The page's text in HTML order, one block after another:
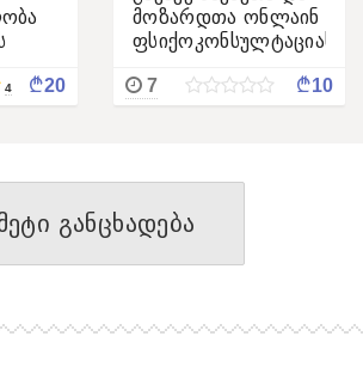
4 ¢20
მოზარდთა ონლაინ
ფსიქოკონსულტაციას
7 ¢10
განცხადება